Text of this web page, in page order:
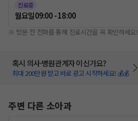
진료중
월요일09:00 - 18:00
※ 방문 전 전화를 통해 진료시간을 꼭 확인하세요!
혹시 의사·병원관계자 이신가요?
최대 200만원 받고 바로 광고 시작하세요! 💰💰
주변 다른 소아과